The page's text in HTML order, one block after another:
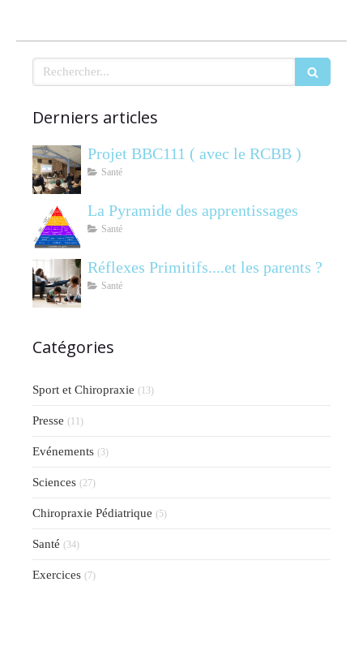
Rechercher
Derniers articles
Projet BBC111 ( avec le RCBB )
Santé
La Pyramide des apprentissages
Santé
Réflexes Primitifs....et les parents ?
Santé
Catégories
Sport et Chiropraxie (13)
Presse (11)
Evénements (3)
Sciences (27)
Chiropraxie Pédiatrique (5)
Santé (34)
Exercices (7)